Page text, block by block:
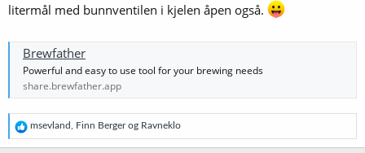
litermål med bunnventilen i kjelen åpen også.
Brewfather
Powerful and easy to use tool for your brewing needs
share.brewfather.app
R
e
a
msevland Finn Bergerog Ravneklo